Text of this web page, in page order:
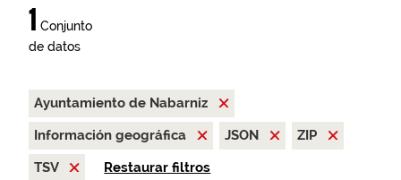
1 Conjunto
de datos
Ayuntamiento de Nabarniz
Información geográfica
JSON
ZIP
TSV
Restaurar filtros